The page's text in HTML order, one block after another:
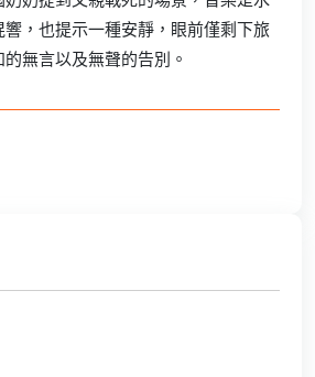
，也提示一種安靜，眼前僅剩下旅
無言以及無聲的告別。